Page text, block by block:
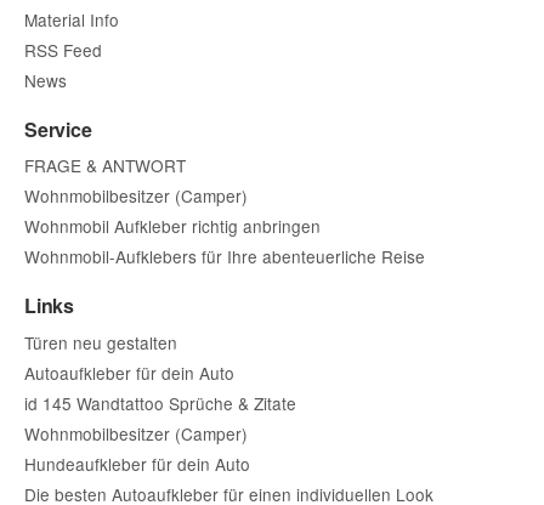
Material Info
RSS Feed
News
Service
FRAGE & ANTWORT
Wohnmobilbesitzer (Camper)
Wohnmobil Aufkleber richtig anbringen
Wohnmobil-Aufklebers für Ihre abenteuerliche Reise
Links
Türen neu gestalten
Autoaufkleber für dein Auto
id 145 Wandtattoo Sprüche & Zitate
Wohnmobilbesitzer (Camper)
Hundeaufkleber für dein Auto
Die besten Autoaufkleber für einen individuellen Look